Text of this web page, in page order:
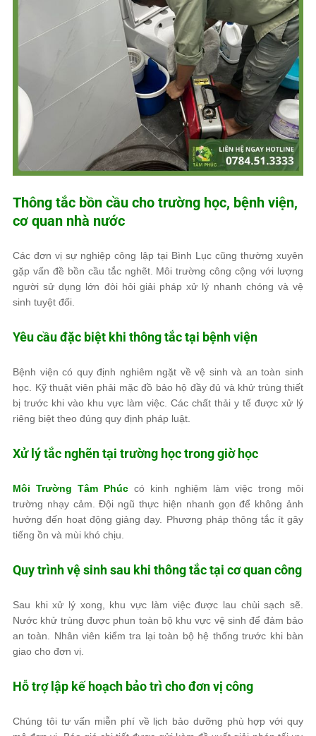
Thông tắc bồn cầu cho trường học, bệnh viện,
cơ quan nhà nước
Các đơn vị sự nghiệp công lập tại Bình Lục cũng thường xuyên
gặp vấn đề bồn cầu tắc nghẽt. Môi trường công cộng với lượng
người sử dụng lớn đòi hỏi giải pháp xử lý nhanh chóng và vệ
sinh tuyệt đối.
Yêu cầu đặc biệt khi thông tắc tại bệnh viện
Bệnh viện có quy định nghiêm ngặt về vệ sinh và an toàn sinh
học. Kỹ thuật viên phải mặc đồ bảo hộ đầy đủ và khử trùng thiết
bị trước khi vào khu vực làm việc. Các chất thải y tế được xử lý
riêng biệt theo đúng quy định pháp luật.
Xử lý tắc nghẽn tại trường học trong giờ học
Môi Trường Tâm Phúc có kinh nghiệm làm việc trong môi
trường nhạy cảm. Đội ngũ thực hiện nhanh gọn để không ảnh
hưởng đến hoạt động giảng dạy. Phương pháp thông tắc ít gây
tiếng ồn và mùi khó chịu.
Quy trình vệ sinh sau khi thông tắc tại cơ quan công
Sau khi xử lý xong, khu vực làm việc được lau chùi sạch sẽ.
Nước khử trùng được phun toàn bộ khu vực vệ sinh để đảm bảo
an toàn. Nhân viên kiểm tra lại toàn bộ hệ thống trước khi bàn
giao cho đơn vị.
Hỗ trợ lập kế hoạch bảo trì cho đơn vị công
Chúng tôi tư vấn miễn phí về lịch bảo dưỡng phù hợp với quy